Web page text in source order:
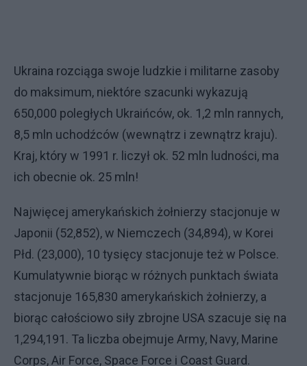
Ukraina rozciąga swoje ludzkie i militarne zasoby
do maksimum, niektóre szacunki wykazują
650,000 poległych Ukraińców, ok. 1,2 mln rannych,
8,5 mln uchodźców (wewnątrz i zewnątrz kraju).
Kraj, który w 1991 r. liczył ok. 52 mln ludności, ma
ich obecnie ok. 25 mln!
Najwięcej amerykańskich żołnierzy stacjonuje w
Japonii (52,852), w Niemczech (34,894), w Korei
Płd. (23,000), 10 tysięcy stacjonuje też w Polsce.
Kumulatywnie biorąc w różnych punktach świata
stacjonuje 165,830 amerykańskich żołnierzy, a
biorąc całościowo siły zbrojne USA szacuje się na
1,294,191. Ta liczba obejmuje Army, Navy, Marine
Corps, Air Force, Space Force i Coast Guard.